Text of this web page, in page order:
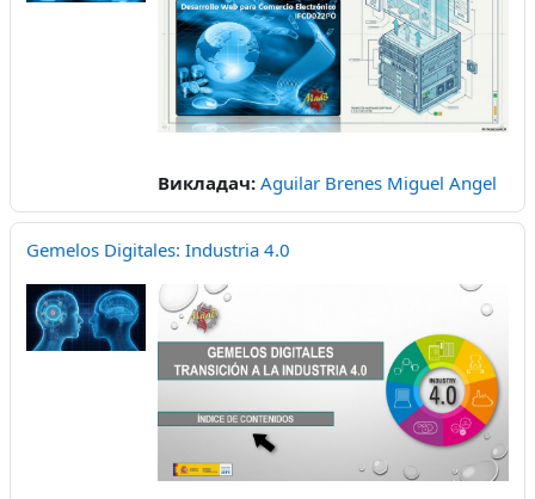
Викладач: Aguilar Brenes Miguel Angel
Gemelos Digitales: Industria 4.0